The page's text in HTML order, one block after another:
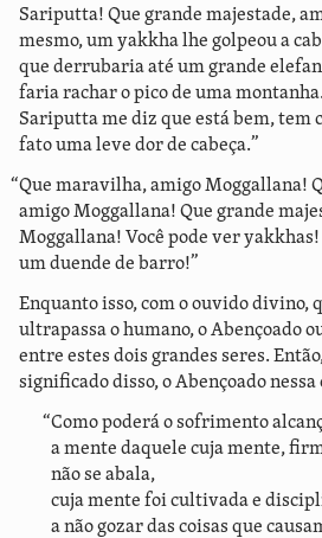
Sariputta! Que grande majestade,
mesmo, um yakkha lhe golpeou a
que derrubaria até um grande
faria rachar o pico de uma
Sariputta me diz que está bem, tem
fato uma leve dor de cabeça.”
“Que maravilha, amigo Moggallana!
amigo Moggallana! Que grande
Moggallana! Você pode ver
um duende de barro!”
Enquanto isso, com o ouvido divino,
ultrapassa o humano, o Abençoado
entre estes dois grandes seres.
significado disso, o Abençoado
“Como poderá o sofrimento
a mente daquele cuja mente,
não se abala,
cuja mente foi cultivada e
a não gozar das coisas que